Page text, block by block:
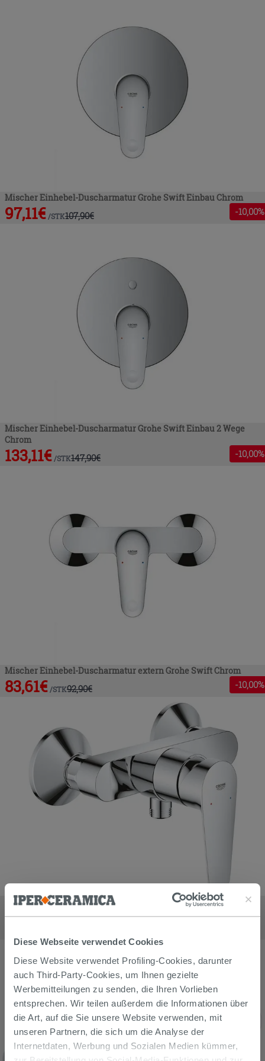
Diese Webseite verwendet Cookies
Diese Website verwendet Profiling-Cookies, darunter
auch Third-Party-Cookies, um Ihnen gezielte
Werbemitteilungen zu senden, die Ihren Vorlieben
entsprechen. Wir teilen außerdem die Informationen über
die Art, auf die Sie unsere Website verwenden, mit
unseren Partnern, die sich um die Analyse der
Internetdaten, Werbung und Sozialen Medien kümmer,
Mischer Einhebel-Duscharmatur Grohe Swift Einbau Chrom
97,11€ /STK107,90€ -10,00%
Mischer Einhebel-Duscharmatur Grohe Swift Einbau 2 Wege
Chrom
133,11€ /STK147,90€ -10,00%
Mischer Einhebel-Duscharmatur extern Grohe Swift Chrom
83,61€ /STK92,90€ -10,00%
Mischer Einhebelarmatur für Dusche Extern Grohe Start Edge